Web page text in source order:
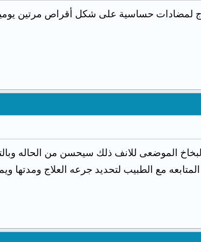
لمضادات حساسية على شكل أقراص مرتين
الموضعى للانف ذلك سيحسن من الحاله
مع الطبيب لتحديد جرعه العلاج ومدتها